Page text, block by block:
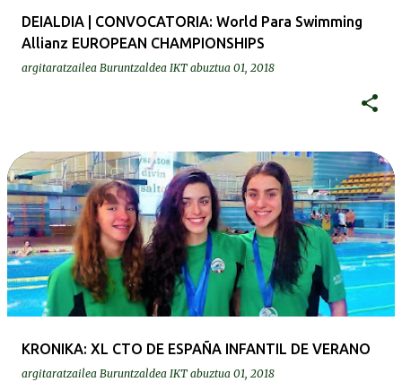
DEIALDIA | CONVOCATORIA: World Para Swimming
Allianz EUROPEAN CHAMPIONSHIPS
argitaratzailea Buruntzaldea IKT abuztua 01, 2018
KRONIKA: XL CTO DE ESPAÑA INFANTIL DE VERANO
argitaratzailea Buruntzaldea IKT abuztua 01, 2018